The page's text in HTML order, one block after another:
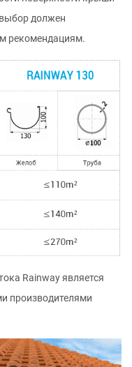
должен
рекомендациям.
Rainway является
производителями